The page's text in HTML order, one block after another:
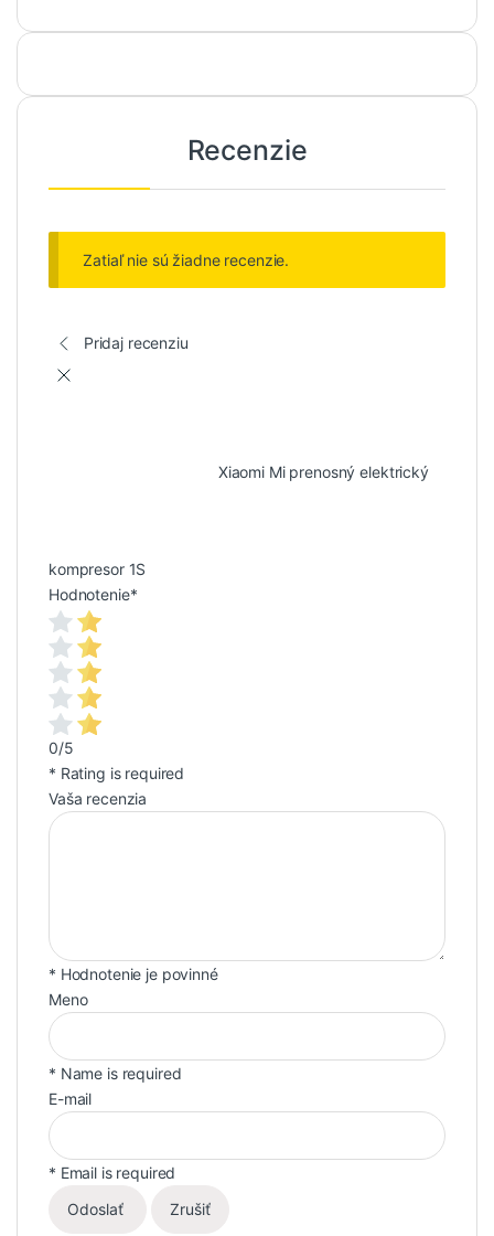
Recenzie
Zatiaľ nie sú žiadne recenzie.
Pridaj recenziu
Xiaomi Mi prenosný elektrický
kompresor 1S
Hodnotenie*
0/5
* Rating is required
Vaša recenzia
* Hodnotenie je povinné
Meno
* Name is required
E-mail
* Email is required
Odoslať
Zrušiť